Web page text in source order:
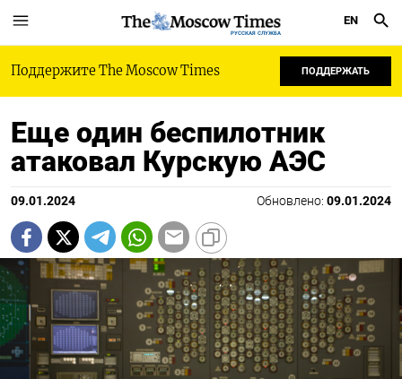
РУССКАЯ СЛУЖБА
EN
Поддержите The Moscow Times ПОДДЕРЖАТЬ
Еще один беспилотник
атаковал Курскую АЭС
09.01.2024 Обновлено: 09.01.2024